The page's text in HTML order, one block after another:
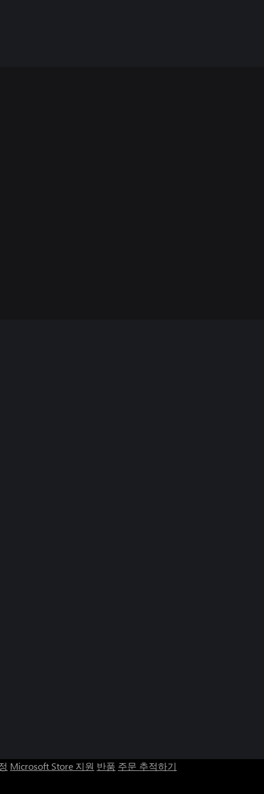
Microsoft Store 지원 반품 주문 추적하기